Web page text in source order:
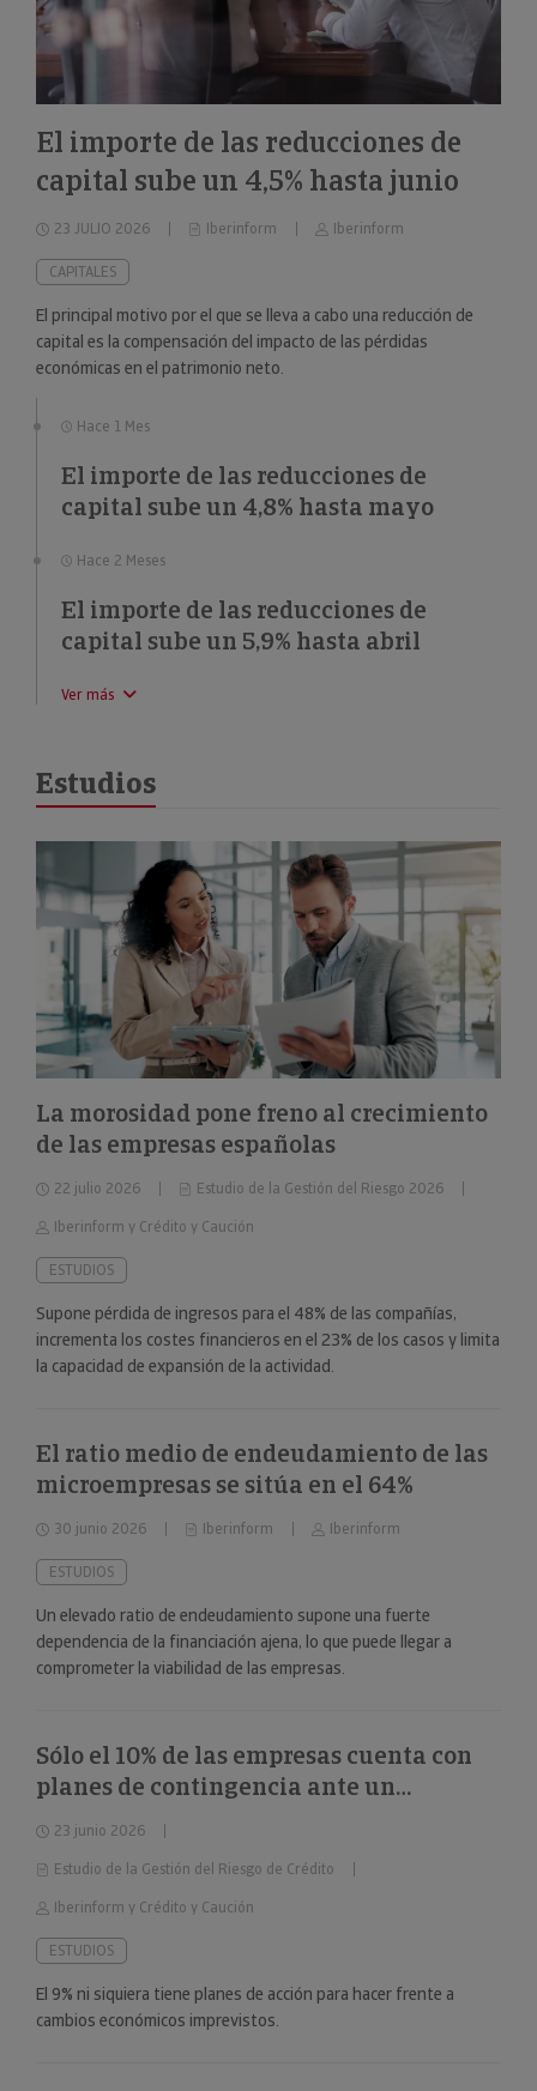
El importe de las reducciones de
capital sube un 4,5% hasta junio
23 JULIO 2026 Iberinform Iberinform
CAPITALES
El principal motivo por el que se lleva a cabo una reducción de
capital es la compensación del impacto de las pérdidas
económicas en el patrimonio neto.
Hace 1 Mes
El importe de las reducciones de
capital sube un 4,8% hasta mayo
Hace 2 Meses
El importe de las reducciones de
capital sube un 5,9% hasta abril
Ver más
Estudios
La morosidad pone freno al crecimiento
de las empresas españolas
22 julio 2026
Estudio de la Gestión del Riesgo 2026
Iberinform y Crédito y Caución
ESTUDIOS
Supone pérdida de ingresos para el 48% de las compañías,
incrementa los costes financieros en el 23% de los casos y limita
la capacidad de expansión de la actividad.
El ratio medio de endeudamiento de las
microempresas se sitúa en el 64%
30 junio 2026 Iberinform Iberinform
ESTUDIOS
Un elevado ratio de endeudamiento supone una fuerte
dependencia de la financiación ajena, lo que puede llegar a
comprometer la viabilidad de las empresas.
Sólo el 10% de las empresas cuenta con
planes de contingencia ante un
deterioro repentino de la situación
económica
23 junio 2026
Estudio de la Gestión del Riesgo de Crédito
Iberinform y Crédito y Caución
ESTUDIOS
El 9% ni siquiera tiene planes de acción para hacer frente a
cambios económicos imprevistos.